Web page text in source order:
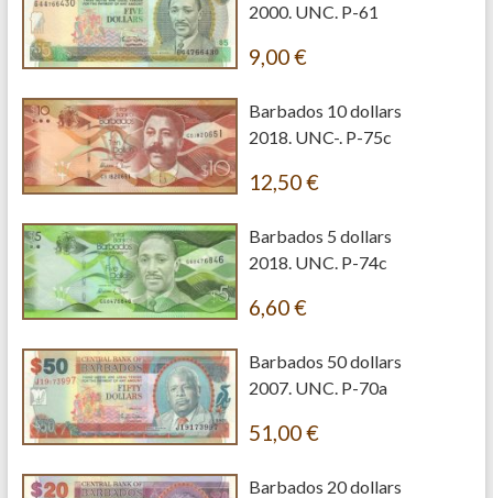
2000. UNC. P-61
9,00€
Barbados 10 dollars
2018. UNC-. P-75c
12,50€
Barbados 5 dollars
2018. UNC. P-74c
6,60€
Barbados 50 dollars
2007. UNC. P-70a
51,00€
Barbados 20 dollars